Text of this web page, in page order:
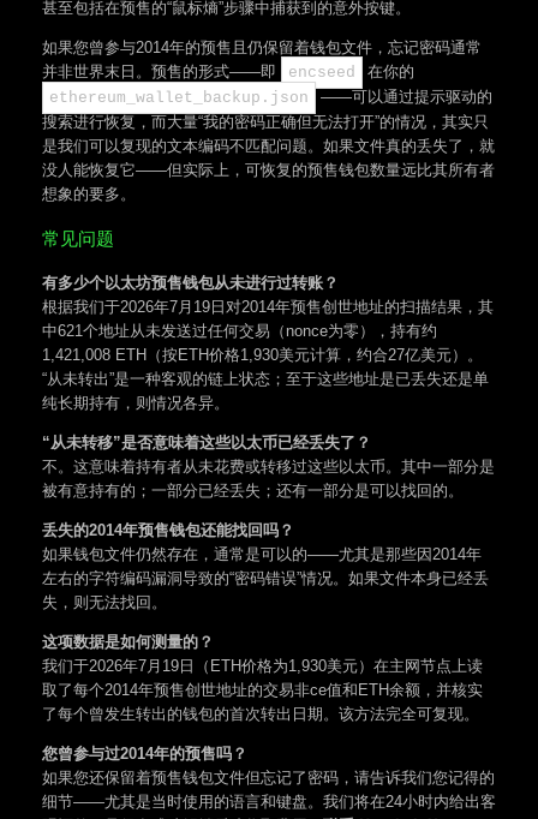
甚至包括在预售的“鼠标熵”步骤中捕获到的意外按键。
如果您曾参与2014年的预售且仍保留着钱包文件，忘记密码通常
并非世界末日。预售的形式——即
encseed
在你的
ethereum_wallet_backup.json
——可以通过提示驱动的
搜索进行恢复，而大量“我的密码正确但无法打开”的情况，其实只
是我们可以复现的文本编码不匹配问题。如果文件真的丢失了，就
没人能恢复它——但实际上，可恢复的预售钱包数量远比其所有者
想象的要多。
常见问题
有多少个以太坊预售钱包从未进行过转账？
根据我们于2026年7月19日对2014年预售创世地址的扫描结果，其
中621个地址从未发送过任何交易（nonce为零），持有约
1,421,008 ETH（按ETH价格1,930美元计算，约合27亿美元）。
“从未转出”是一种客观的链上状态；至于这些地址是已丢失还是单
纯长期持有，则情况各异。
“从未转移”是否意味着这些以太币已经丢失了？
不。这意味着持有者从未花费或转移过这些以太币。其中一部分是
被有意持有的；一部分已经丢失；还有一部分是可以找回的。
丢失的2014年预售钱包还能找回吗？
如果钱包文件仍然存在，通常是可以的——尤其是那些因2014年
左右的字符编码漏洞导致的“密码错误”情况。如果文件本身已经丢
失，则无法找回。
这项数据是如何测量的？
我们于2026年7月19日（ETH价格为1,930美元）在主网节点上读
取了每个2014年预售创世地址的交易非ce值和ETH余额，并核实
了每个曾发生转出的钱包的首次转出日期。该方法完全可复现。
您曾参与过2014年的预售吗？
如果您还保留着预售钱包文件但忘记了密码，请告诉我们您记得的
细节——尤其是当时使用的语言和键盘。我们将在24小时内给出客